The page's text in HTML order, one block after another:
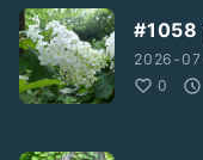
#1058
2026-
0